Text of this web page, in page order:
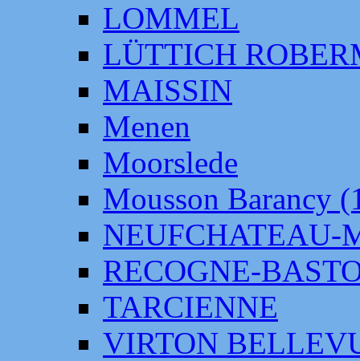
LOMMEL
LÜTTICH
MAISSIN
Menen
Moorslede
Mousson Barancy
NEUFCHATEAU-
RECOGNE-
TARCIENNE
VIRTON